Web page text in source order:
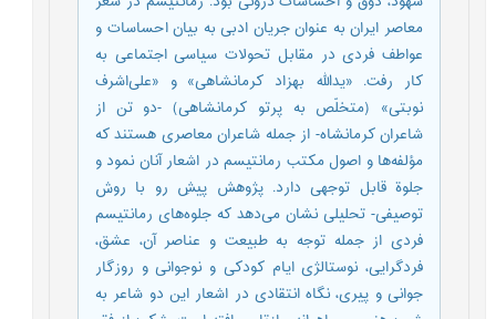
معاصر ایران به ‌عنوان جریان ادبی به بیان احساسات و
عواطف فردی در مقابل تحولات سیاسی اجتماعی به
کار رفت. «یدالله بهزاد کرمانشاهی» و «علی‌اشرف
نوبتی» (متخلّص به پرتو کرمانشاهی) -دو تن از
شاعران کرمانشاه- از جمله شاعران معاصری هستند که
مؤلفه‌ها و اصول مکتب رمانتیسم در اشعار آنان نمود و
جلوة قابل‌ توجهی دارد. پژوهش پیشِ‌ رو با روش
توصیفی- تحلیلی نشان می‌دهد که جلوه‌های رمانتیسم
فردی از جمله توجه به طبیعت و عناصر آن، عشق،
فردگرایی، نوستالژی ایام کودکی و نوجوانی و روزگار
جوانی و پیری، نگاه انتقادی در اشعار این دو شاعر به